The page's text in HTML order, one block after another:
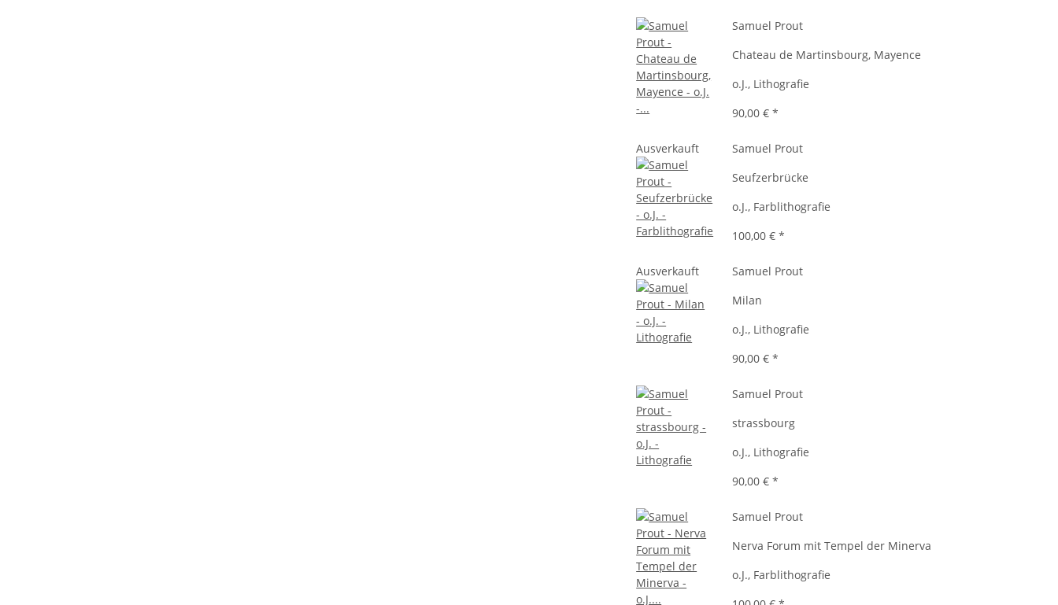
Samuel Prout
Chateau de Martinsbourg, Mayence
o.J., Lithografie
90,00 €*
Ausverkauft
Samuel Prout
Seufzerbrücke
o.J., Farblithografie
100,00 €*
Ausverkauft
Samuel Prout
Milan
o.J., Lithografie
90,00 €*
Samuel Prout
strassbourg
o.J., Lithografie
90,00 €*
Samuel Prout
Nerva Forum mit Tempel der Minerva
o.J., Farblithografie